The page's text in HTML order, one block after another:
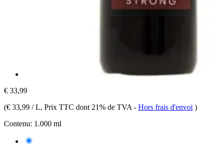
€ 33,99
(€ 33,99 / L, Prix TTC dont 21% de TVA - Hors frais d'envoi )
Contenu: 1.000 ml